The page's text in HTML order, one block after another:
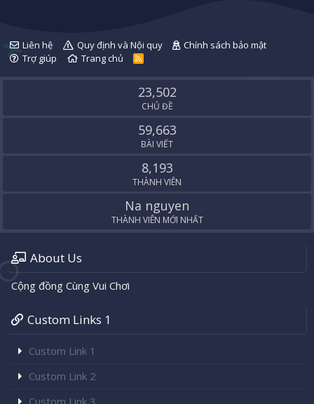
Liên hệ Quy định và Nội quy
Chính sách bảo mật
Trợ giúp
Trang chủ
R
S
23,502
CHỦ ĐỀ
59,663
BÀI VIẾT
8,193
THÀNH VIÊN
Na nguyen
THÀNH VIÊN MỚI NHẤT
About Us
Cộng đồng Cùng Vui Chơi
Custom Links 1
Custom Link 1
Custom Link 2